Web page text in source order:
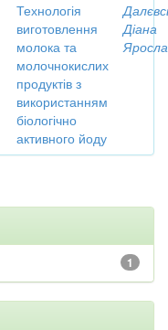
Технологія
виготовлення
молока та
молочнокислих
продуктів з
використанням
біологічно
активного йоду
Діана
1